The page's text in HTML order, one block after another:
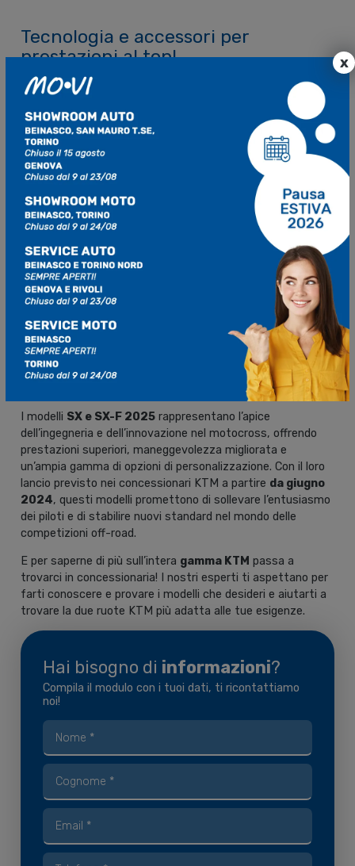
Tecnologia e accessori per
prestazioni al top!
Sotto le plastiche,
condividono le
principali innovazioni introdotte con le versioni FACTORY
EDITION, con miglioramenti significativi nel telaio,
nell’attacco del monoammortizzatore e nei componenti del
motore. Queste modifiche portano a un aumento dell’agilità
e della stabilità, consentendo ai piloti di affrontare con
Per tutte le nuove SX e SX-F 2025, KTM offre un’ampia
gamma di accessori originali
KTM PowerParts
, tra cui
spicca la Connectivity Unit Offroad (CUO). Questo sistema
consente ai piloti di regolare il comportamento del motore
e la messa a punto della ciclistica tramite l’app
KTMconnect, offrendo un livello di personalizzazione
Ti aspettiamo da K-Torino con la
gamma KTM
I modelli SX e SX-F 2025rappresentano l’apice
dell’ingegneria e dell’innovazione nel motocross, offrendo
prestazioni superiori, maneggevolezza migliorata e
un’ampia gamma di opzioni di personalizzazione. Con il loro
lancio previsto nei concessionari KTM a partire da giugno
2024, questi modelli promettono di sollevare l’entusiasmo
dei piloti e di stabilire nuovi standard nel mondo delle
competizioni off-road.
E per saperne di più sull’intera gamma KTM passa a
trovarci in concessionaria! I nostri esperti ti aspettano per
farti conoscere e provare i modelli che desideri e aiutarti a
trovare la due ruote KTM più adatta alle tue esigenze.
Hai bisogno di informazioni?
Compila il modulo con i tuoi dati, ti ricontattiamo
noi!
x